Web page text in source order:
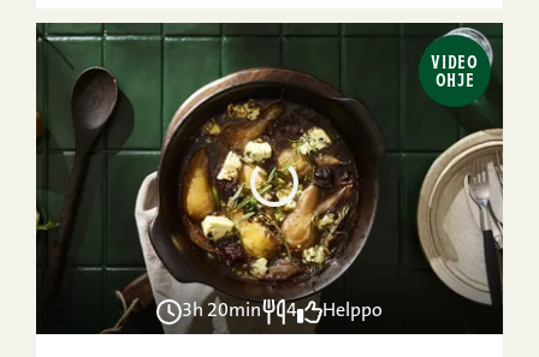
VIDEO
OHJE
3h 20min 4 Helppo